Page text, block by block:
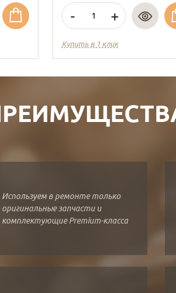
- +
Купить в 1 клик
Используем в ремонте только
оригинальные запчасти и
комплектующие Premium-класса